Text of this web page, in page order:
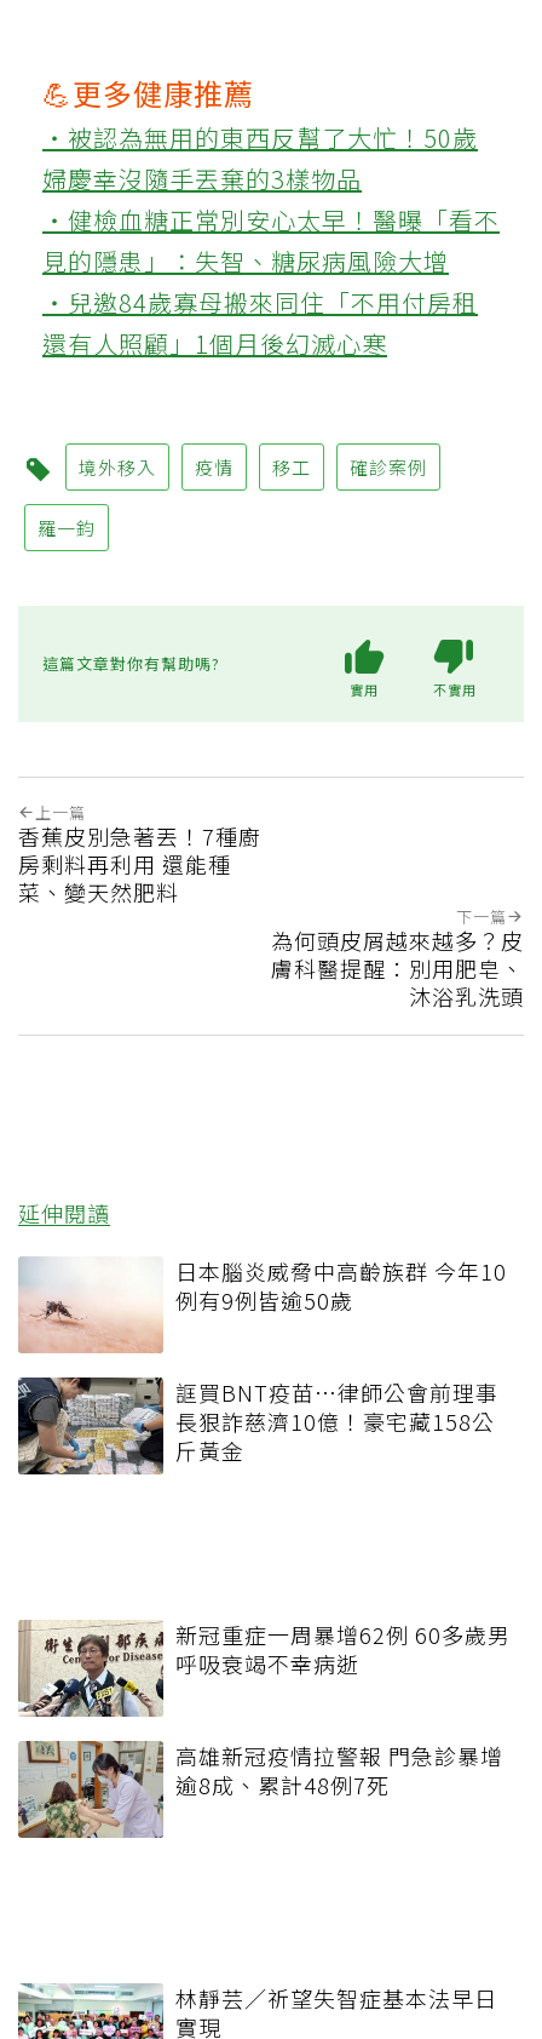
💪更多健康推薦
‧被認為無用的東西反幫了大忙！50歲
婦慶幸沒隨手丟棄的3樣物品
‧健檢血糖正常別安心太早！醫曝「看不
見的隱患」：失智、糖尿病風險大增
‧兒邀84歲寡母搬來同住「不用付房租
還有人照顧」1個月後幻滅心寒
境外移入 疫情 移工 確診案例
羅一鈞
這篇文章對你有幫助嗎?
實用 不實用
上一篇
香蕉皮別急著丟！7種廚
房剩料再利用 還能種
菜、變天然肥料
下一篇
為何頭皮屑越來越多？皮
膚科醫提醒：別用肥皂、
沐浴乳洗頭
延伸閱讀
日本腦炎威脅中高齡族群 今年10
例有9例皆逾50歲
誆買BNT疫苗…律師公會前理事
長狠詐慈濟10億！豪宅藏158公
斤黃金
新冠重症一周暴增62例 60多歲男
呼吸衰竭不幸病逝
高雄新冠疫情拉警報 門急診暴增
逾8成、累計48例7死
林靜芸／祈望失智症基本法早日
實現